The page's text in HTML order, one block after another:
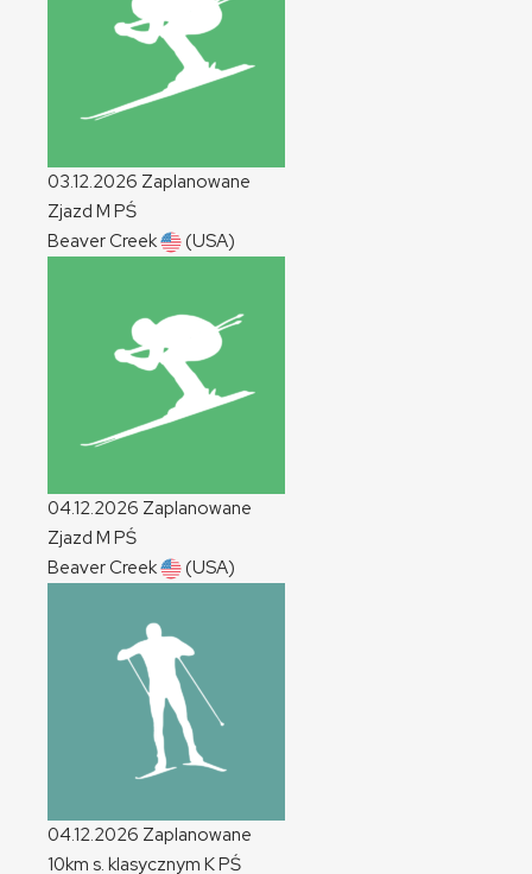
03.12.2026 Zaplanowane
Zjazd M PŚ
Beaver Creek
(USA)
04.12.2026 Zaplanowane
Zjazd M PŚ
Beaver Creek
(USA)
04.12.2026 Zaplanowane
10km s. klasycznym KPŚ